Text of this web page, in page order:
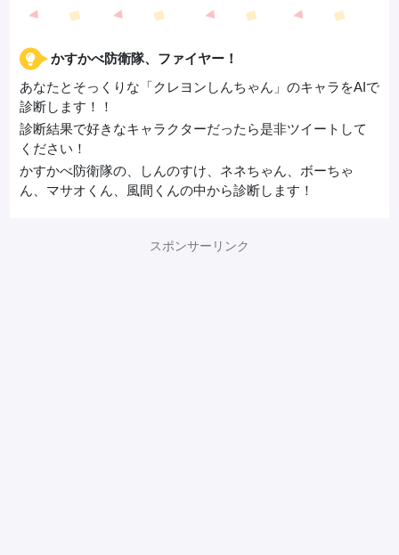
かすかべ防衛隊、ファイヤー！
あなたとそっくりな「クレヨンしんちゃん」のキャラをAIで
診断します！！
診断結果で好きなキャラクターだったら是非ツイートして
ください！
かすかべ防衛隊の、しんのすけ、ネネちゃん、ボーちゃ
ん、マサオくん、風間くんの中から診断します！
スポンサーリンク